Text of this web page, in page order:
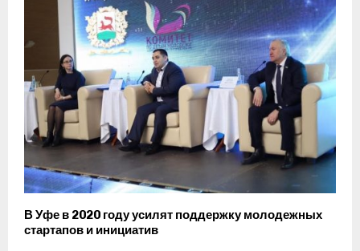
В Уфе в 2020 году усилят поддержку молодежных
стартапов и инициатив